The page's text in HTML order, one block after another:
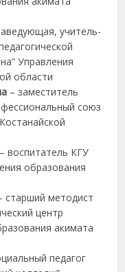
учитель-
Управления
области
– заместитель
союз
– воспитатель КГУ
образования
старший методист
центр
акимата
педагог